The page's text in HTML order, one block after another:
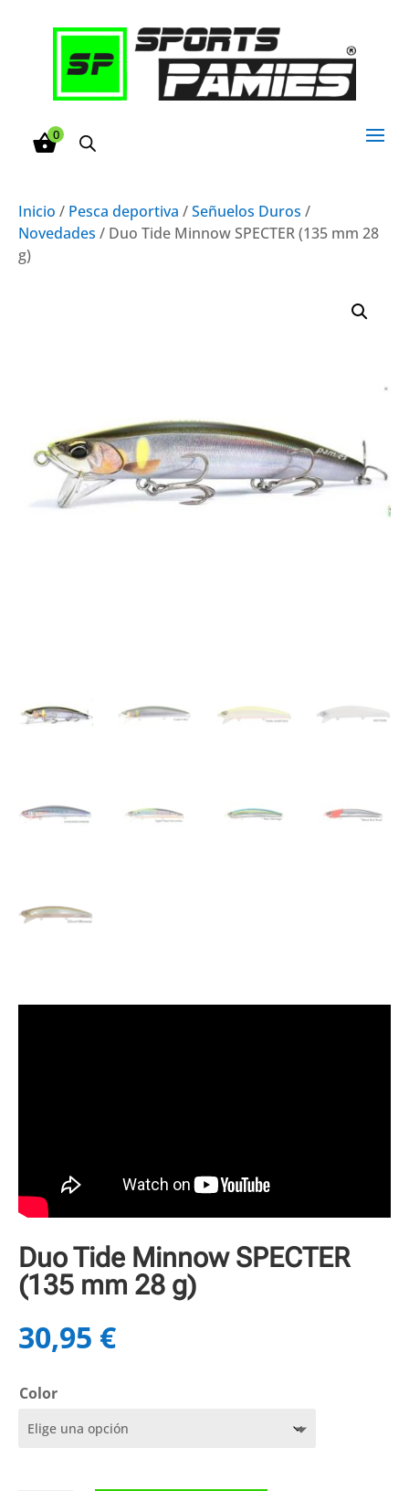
0
Inicio / Pesca deportiva /Señuelos Duros /
Novedades / Duo Tide Minnow SPECTER (135 mm 28
g)
Duo Tide Minnow SPECTER
(135 mm 28 g)
30,95 €
Color